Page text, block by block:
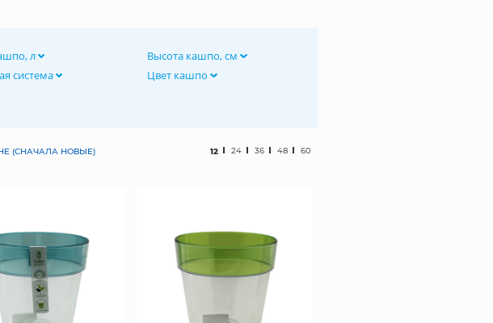
л
Высота кашпо, см
система Цвет кашпо
(СНАЧАЛА НОВЫЕ) 12 24 36 48 60